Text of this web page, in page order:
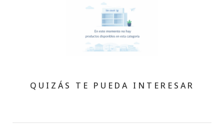
QUIZÁS TE PUEDA INTERESAR